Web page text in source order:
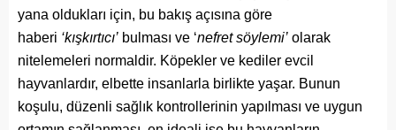
yana oldukları için, bu bakış açısına göre
haberi ‘kışkırtıcı’ bulması ve ‘nefret söylemi’ olarak
nitelemeleri normaldir. Köpekler ve kediler evcil
hayvanlardır, elbette insanlarla birlikte yaşar. Bunun
koşulu, düzenli sağlık kontrollerinin yapılması ve uygun